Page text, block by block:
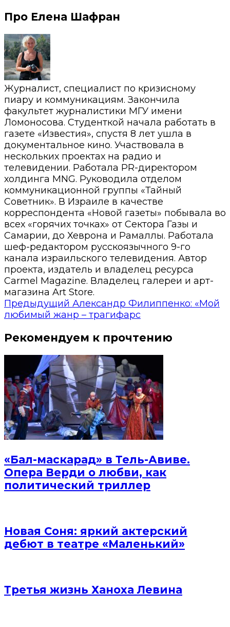
Про Елена Шафран
Журналист, специалист по кризисному
пиару и коммуникациям. Закончила
факультет журналистики МГУ имени
Ломоносова. Студенткой начала работать в
газете «Известия», спустя 8 лет ушла в
документальное кино. Участвовала в
нескольких проектах на радио и
телевидении. Работала PR-директором
холдинга MNG. Руководила отделом
коммуникационной группы «Тайный
Советник». В Израиле в качестве
корреспондента «Новой газеты» побывала во
всех «горячих точках» от Сектора Газы и
Самарии, до Хеврона и Рамаллы. Работала
шеф-редактором русскоязычного 9-го
канала израильского телевидения. Автор
проекта, издатель и владелец ресурса
Carmel Magazine. Владелец галереи и арт-
магазина Art Store.
Предыдущий Александр Филиппенко: «Мой
любимый жанр – трагифарс
Рекомендуем к прочтению
«Бал-маскарад» в Тель-Авиве.
Опера Верди о любви, как
политический триллер
Новая Соня: яркий актерский
дебют в театре «Маленький»
Третья жизнь Ханоха Левина